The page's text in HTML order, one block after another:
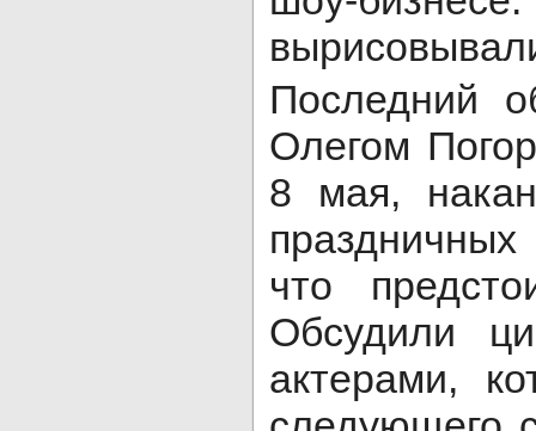
Последний
Олегом
8 мая,
что
Обсудили
актерами,